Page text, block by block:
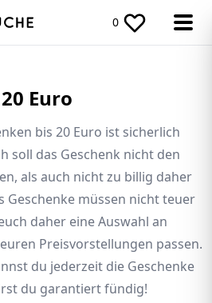
0
Euro
bis 20 Euro ist sicherlich
soll das Geschenk nicht den
als auch nicht zu billig daher
Geschenke müssen nicht teuer
daher eine Auswahl an
Preisvorstellungen passen.
du jederzeit die Geschenke
du garantiert fündig!